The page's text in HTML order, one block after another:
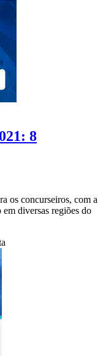
8
os concurseiros, com a
diversas regiões do